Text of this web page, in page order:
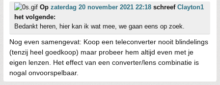
Op zaterdag 20 november 2021 22:18 schreef Clayton1
het volgende:
Bedankt heren, hier kan ik wat mee, we gaan eens op zoek.
Nog even samengevat: Koop een teleconverter nooit blindelings
(tenzij heel goedkoop) maar probeer hem altijd even met je
eigen lenzen. Het effect van een converter/lens combinatie is
nogal onvoorspelbaar.